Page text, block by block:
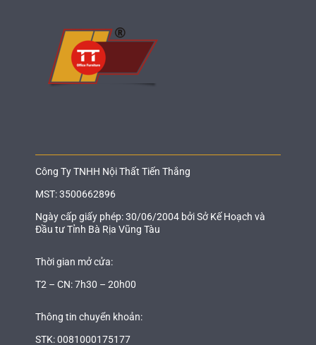
Công Ty TNHH Nội Thất Tiến Thắng
MST: 3500662896
Ngày cấp giấy phép: 30/06/2004 bởi Sở Kế Hoạch và
Đầu tư Tỉnh Bà Rịa Vũng Tàu
Thời gian mở cửa:
T2 – CN: 7h30 – 20h00
Thông tin chuyển khoản:
STK: 0081000175177